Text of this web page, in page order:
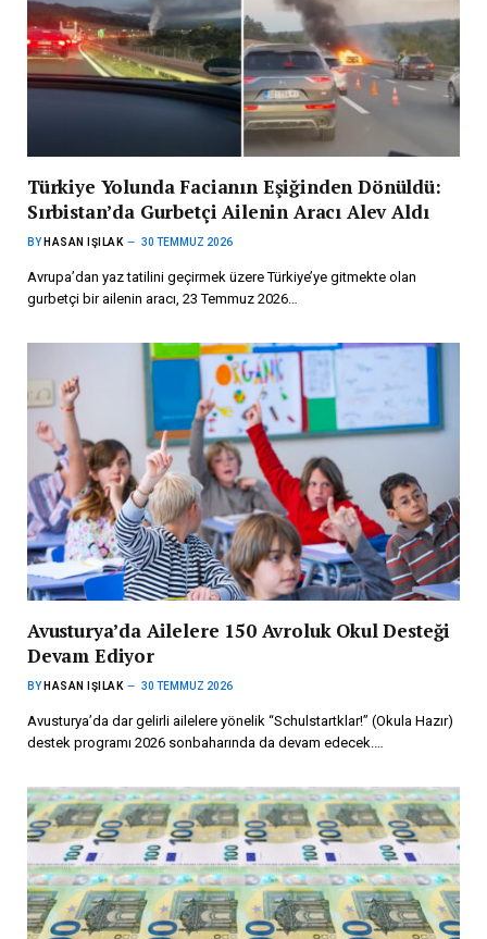
Türkiye Yolunda Facianın Eşiğinden Dönüldü:
Sırbistan’da Gurbetçi Ailenin Aracı Alev Aldı
BY HASAN IŞILAK 30 TEMMUZ 2026
Avrupa’dan yaz tatilini geçirmek üzere Türkiye’ye gitmekte olan
gurbetçi bir ailenin aracı, 23 Temmuz 2026…
Avusturya’da Ailelere 150 Avroluk Okul Desteği
Devam Ediyor
BY HASAN IŞILAK 30 TEMMUZ 2026
Avusturya’da dar gelirli ailelere yönelik “Schulstartklar!” (Okula Hazır)
destek programı 2026 sonbaharında da devam edecek.…